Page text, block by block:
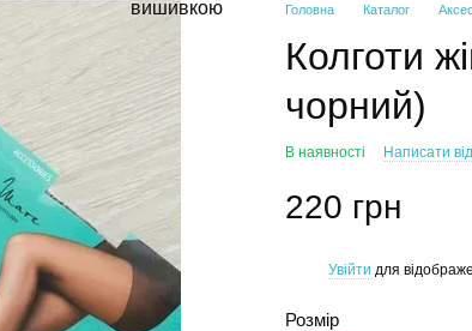
Головна Каталог
Колготи
чорний)
В наявності Написати
220 грн
Увійти для
Розмір